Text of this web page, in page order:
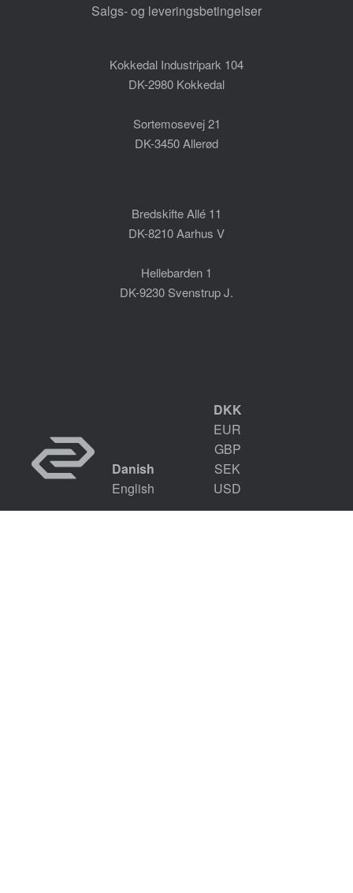
Salgs- og leveringsbetingelser
Kokkedal Industripark 104
DK-2980 Kokkedal
Sortemosevej 21
DK-3450 Allerød
Bredskifte Allé 11
DK-8210 Aarhus V
Hellebarden 1
DK-9230 Svenstrup J.
Danish
English
DKK
EUR
GBP
SEK
USD